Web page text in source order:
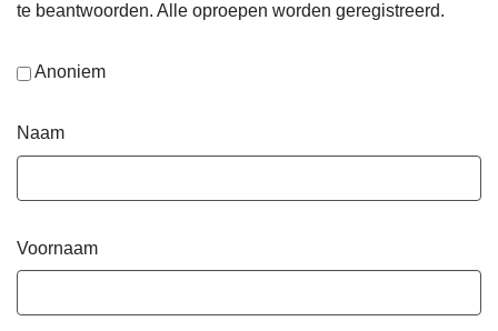
te beantwoorden. Alle oproepen worden geregistreerd.
Anoniem
Naam
Voornaam